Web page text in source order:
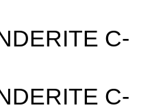
C-
C-